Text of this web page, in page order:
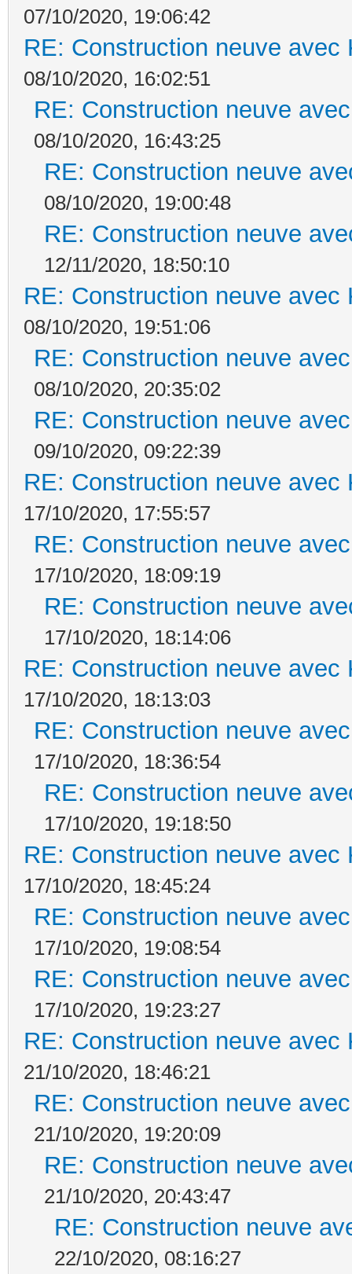
07/10/2020, 19:06:42
RE: Construction neuve avec
08/10/2020, 16:02:51
RE: Construction neuve
08/10/2020, 16:43:25
RE: Construction neuve
08/10/2020, 19:00:48
RE: Construction neuve
12/11/2020, 18:50:10
RE: Construction neuve avec
08/10/2020, 19:51:06
RE: Construction neuve
08/10/2020, 20:35:02
RE: Construction neuve
09/10/2020, 09:22:39
RE: Construction neuve avec
17/10/2020, 17:55:57
RE: Construction neuve
17/10/2020, 18:09:19
RE: Construction neuve
17/10/2020, 18:14:06
RE: Construction neuve avec
17/10/2020, 18:13:03
RE: Construction neuve
17/10/2020, 18:36:54
RE: Construction neuve
17/10/2020, 19:18:50
RE: Construction neuve avec
17/10/2020, 18:45:24
RE: Construction neuve
17/10/2020, 19:08:54
RE: Construction neuve
17/10/2020, 19:23:27
RE: Construction neuve avec
21/10/2020, 18:46:21
RE: Construction neuve
21/10/2020, 19:20:09
RE: Construction neuve
21/10/2020, 20:43:47
RE: Construction neuve
22/10/2020, 08:16:27